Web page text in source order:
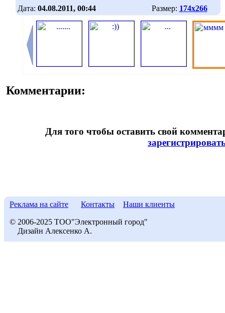
Дата: 04.08.2011, 00:44 Размер: 174х266
Комментарии:
Для того чтобы оставить свой
Реклама на сайте Контакты Наши клиенты
© 2006-2025 ТОО"Электронный город"
Дизайн Алексенко А.